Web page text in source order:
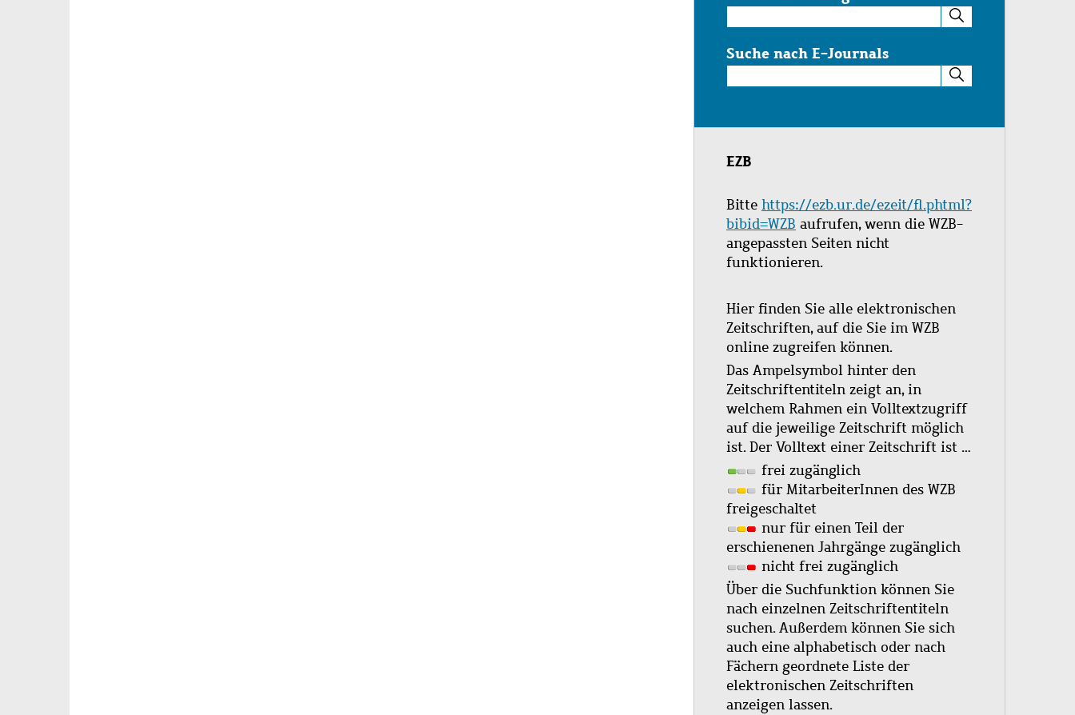
im
Katalog
Suche nach E-Journals
nach
Journals
EZB
Bitte https://ezb.ur.de/ezeit/fl.phtml?
bibid=WZB aufrufen, wenn die WZB-
angepassten Seiten nicht
funktionieren.
Hier finden Sie alle elektronischen
Zeitschriften, auf die Sie im WZB
online zugreifen können.
Das Ampelsymbol hinter den
Zeitschriftentiteln zeigt an, in
welchem Rahmen ein Volltextzugriff
auf die jeweilige Zeitschrift möglich
ist. Der Volltext einer Zeitschrift ist …
frei zugänglich
für MitarbeiterInnen des WZB
freigeschaltet
nur für einen Teil der
erschienenen Jahrgänge zugänglich
nicht frei zugänglich
Über die Suchfunktion können Sie
nach einzelnen Zeitschriftentiteln
suchen. Außerdem können Sie sich
auch eine alphabetisch oder nach
Fächern geordnete Liste der
elektronischen Zeitschriften
anzeigen lassen.